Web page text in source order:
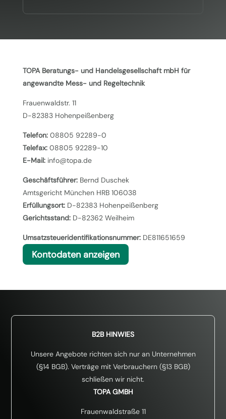
TOPA Beratungs- und Handelsgesellschaft mbH für
angewandte Mess- und Regeltechnik
Frauenwaldstr. 11
D-82383 Hohenpeißenberg
Telefon:08805 92289-0
Telefax:08805 92289-10
E-Mail:info@topa.de
Geschäftsführer:Bernd Duschek
Amtsgericht München HRB 106038
Erfüllungsort:D-82383 Hohenpeißenberg
Gerichtsstand:D-82362 Weilheim
Umsatzsteueridentifikationsnummer:DE811651659
Kontodaten anzeigen
B2B HINWIES
Unsere Angebote richten sich nur an Unternehmen
(§14 BGB). Verträge mit Verbrauchern (§13 BGB)
schließen wir nicht.
TOPA GMBH
Frauenwaldstraße 11